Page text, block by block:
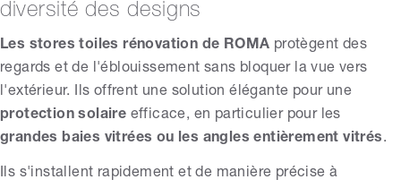
diversité des designs
Les stores toiles rénovation de ROMA protègent des
regards et de l'éblouissement sans bloquer la vue vers
l'extérieur. Ils offrent une solution élégante pour une
protection solaire efficace, en particulier pour les
grandes baies vitrées ou les angles entièrement vitrés.
Ils s'installent rapidement et de manière précise à